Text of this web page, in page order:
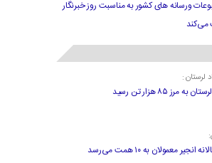
ورسانه های کشور به مناسبت روز خبرنگار
می‌کند
لرستان :
۸۵ هزار تن رسید
معمولان به ۱۰ همت می‌رسد